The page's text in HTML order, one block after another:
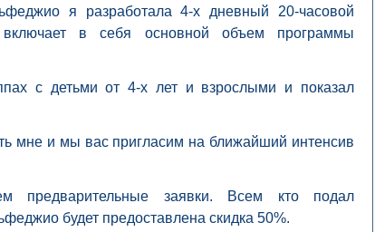
я разработала 4-х дневный 20-часовой
в себя основной объем программы
с детьми от 4-х лет и взрослыми и показал
мне и мы вас пригласим на ближайший интенсив
предварительные заявки. Всем кто подал
будет предоставлена скидка 50%.